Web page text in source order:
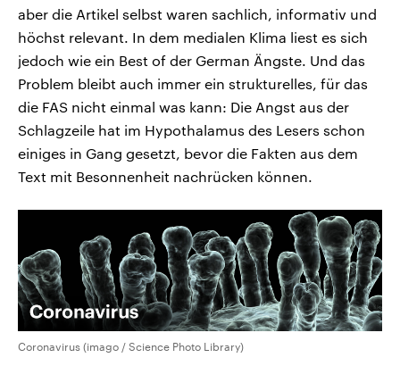
aber die Artikel selbst waren sachlich, informativ und
höchst relevant. In dem medialen Klima liest es sich
jedoch wie ein Best of der German Ängste. Und das
Problem bleibt auch immer ein strukturelles, für das
die FAS nicht einmal was kann: Die Angst aus der
Schlagzeile hat im Hypothalamus des Lesers schon
einiges in Gang gesetzt, bevor die Fakten aus dem
Text mit Besonnenheit nachrücken können.
Coronavirus (imago / Science Photo Library)